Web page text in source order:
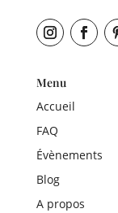
Menu
Accueil
FAQ
Évènements
Blog
A propos